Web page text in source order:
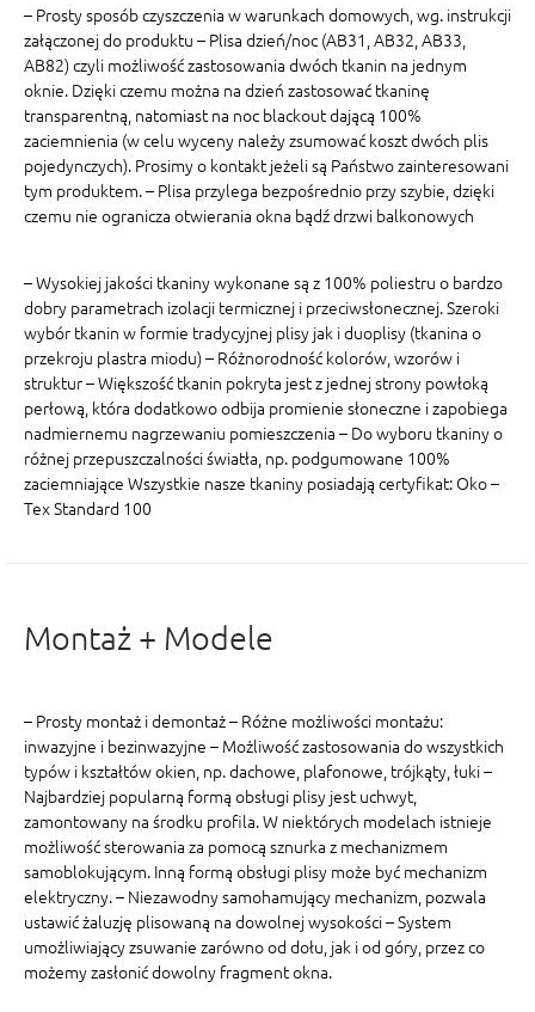
– Prosty sposób czyszczenia w warunkach domowych, wg. instrukcji
załączonej do produktu – Plisa dzień/noc (AB31, AB32, AB33,
AB82) czyli możliwość zastosowania dwóch tkanin na jednym
oknie. Dzięki czemu można na dzień zastosować tkaninę
transparentną, natomiast na noc blackout dającą 100%
zaciemnienia (w celu wyceny należy zsumować koszt dwóch plis
pojedynczych). Prosimy o kontakt jeżeli są Państwo zainteresowani
tym produktem. – Plisa przylega bezpośrednio przy szybie, dzięki
czemu nie ogranicza otwierania okna bądź drzwi balkonowych
– Wysokiej jakości tkaniny wykonane są z 100% poliestru o bardzo
dobry parametrach izolacji termicznej i przeciwsłonecznej. Szeroki
wybór tkanin w formie tradycyjnej plisy jak i duoplisy (tkanina o
przekroju plastra miodu) – Różnorodność kolorów, wzorów i
struktur – Większość tkanin pokryta jest z jednej strony powłoką
perłową, która dodatkowo odbija promienie słoneczne i zapobiega
nadmiernemu nagrzewaniu pomieszczenia – Do wyboru tkaniny o
różnej przepuszczalności światła, np. podgumowane 100%
zaciemniające Wszystkie nasze tkaniny posiadają certyfikat: Oko –
Tex Standard 100
Montaż + Modele
– Prosty montaż i demontaż – Różne możliwości montażu:
inwazyjne i bezinwazyjne – Możliwość zastosowania do wszystkich
typów i kształtów okien, np. dachowe, plafonowe, trójkąty, łuki –
Najbardziej popularną formą obsługi plisy jest uchwyt,
zamontowany na środku profila. W niektórych modelach istnieje
możliwość sterowania za pomocą sznurka z mechanizmem
samoblokującym. Inną formą obsługi plisy może być mechanizm
elektryczny. – Niezawodny samohamujący mechanizm, pozwala
ustawić żaluzję plisowaną na dowolnej wysokości – System
umożliwiający zsuwanie zarówno od dołu, jak i od góry, przez co
możemy zasłonić dowolny fragment okna.